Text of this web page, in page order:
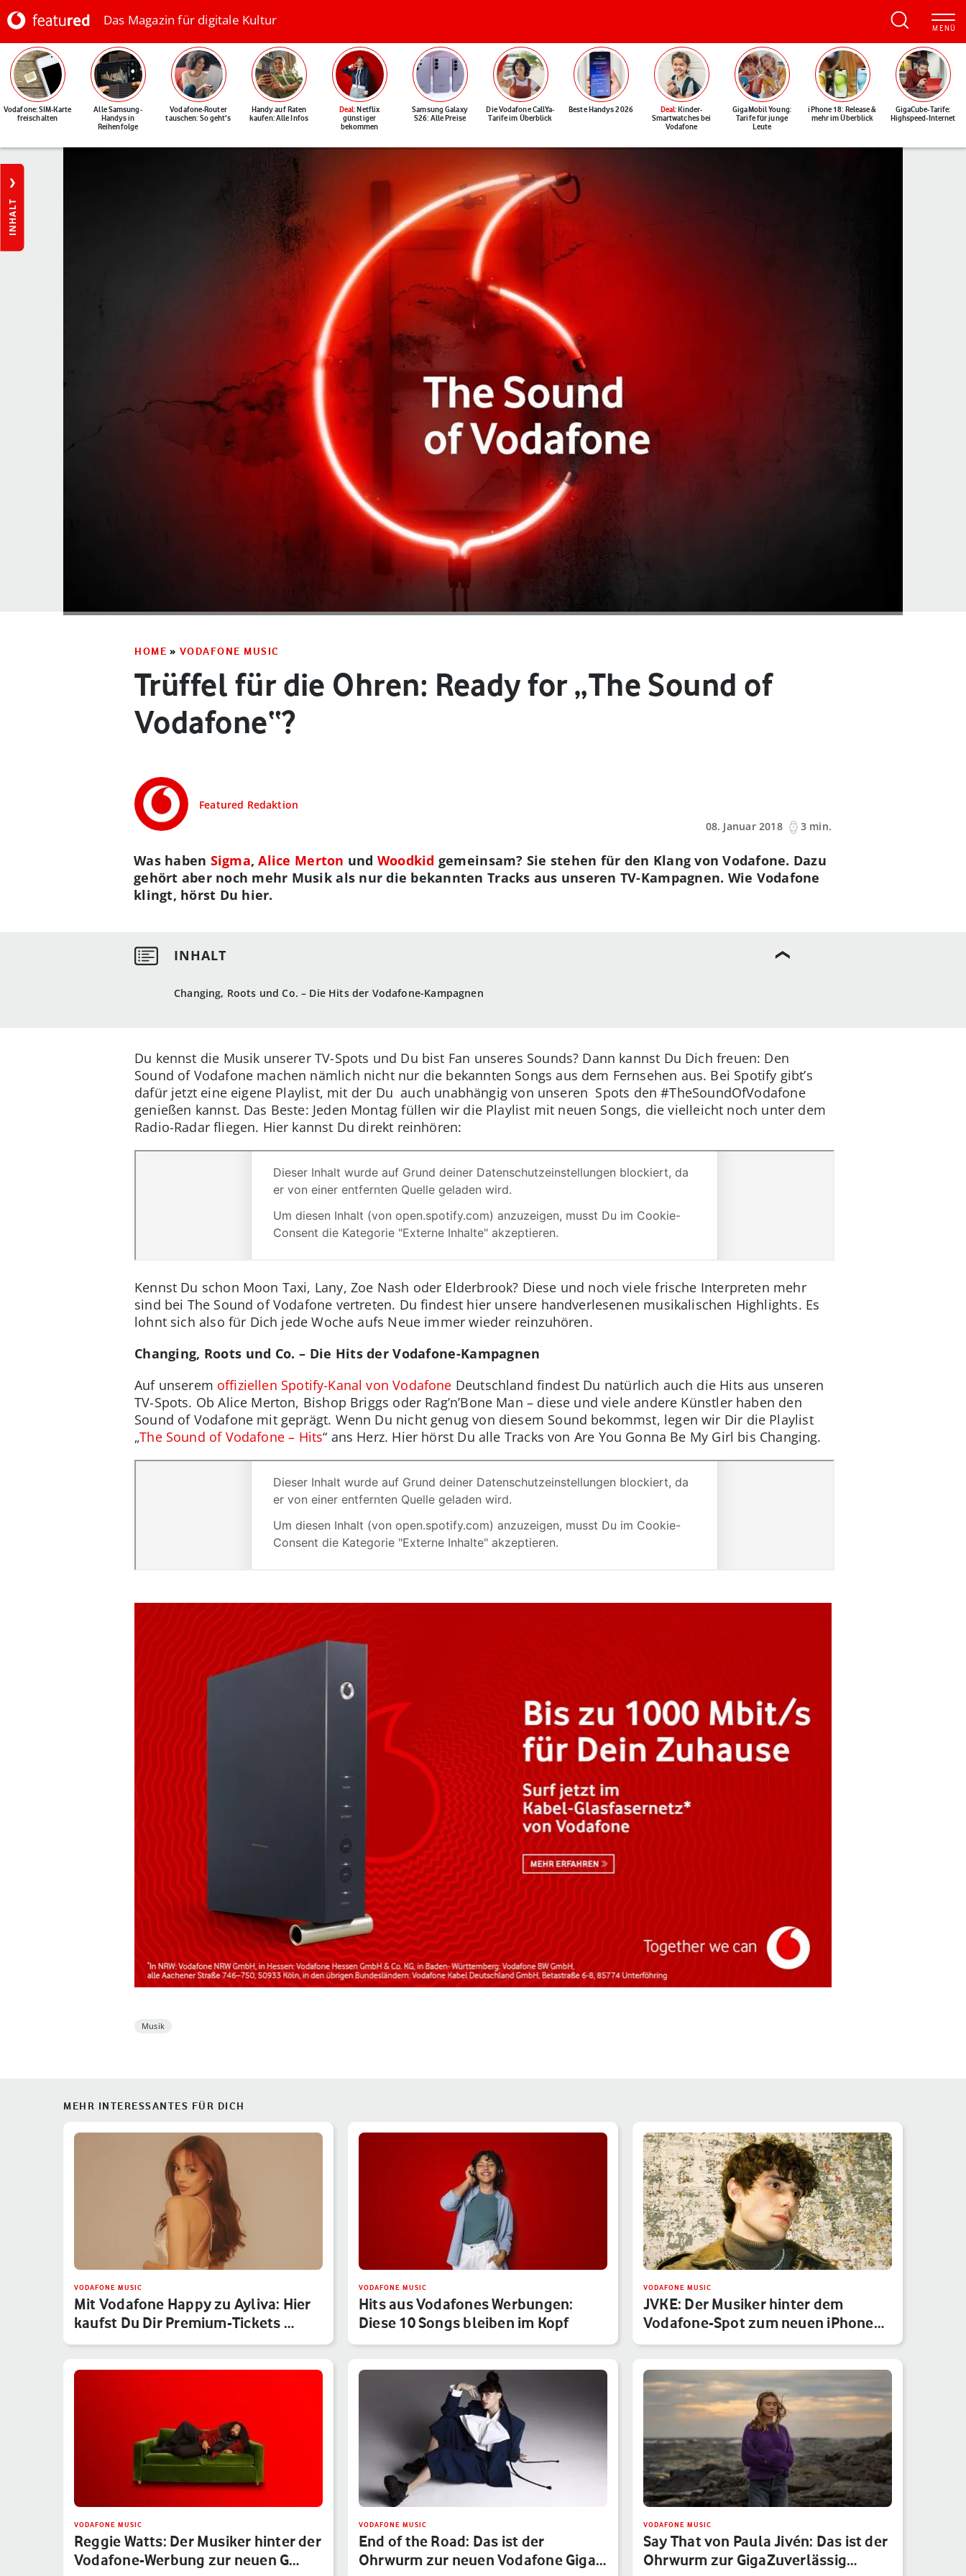
Das Magazin für digitale Kultur
Vodafone: SIM-Karte
freischalten
Alle Samsung-
Handys in
Reihenfolge
Vodafone-Router
tauschen: So geht's
Handy auf Raten
kaufen: Alle Infos
Deal: Netflix
günstiger
bekommen
Samsung Galaxy
S26: Alle Preise
Die Vodafone CallYa-
Tarife im Überblick
Beste Handys 2026 Deal: Kinder-
Smartwatches bei
Vodafone
GigaMobil Young:
Tarife für junge
Leute
iPhone 18: Release &
mehr im Überblick
GigaCube-Tarife:
Highspeed-Internet
INHALT
HOME » VODAFONE MUSIC
Trüffel für die Ohren: Ready for „The Sound of
Vodafone“?
Featured Redaktion
08. Januar 2018
3 min.
Changing, Roots und Co. – Die Hits der Vodafone-Kampagnen
Was haben Sigma,Alice Merton und Woodkid gemeinsam? Sie stehen für den Klang von Vodafone. Dazu
gehört aber noch mehr Musik als nur die bekannten Tracks aus unseren TV-Kampagnen. Wie Vodafone
klingt, hörst Du hier.
Du kennst die Musik unserer TV-Spots und Du bist Fan unseres Sounds? Dann kannst Du Dich freuen: Den
Sound of Vodafone machen nämlich nicht nur die bekannten Songs aus dem Fernsehen aus. Bei Spotify gibt’s
dafür jetzt eine eigene Playlist, mit der Du auch unabhängig von unseren Spots den #TheSoundOfVodafone
genießen kannst. Das Beste: Jeden Montag füllen wir die Playlist mit neuen Songs, die vielleicht noch unter dem
Radio-Radar fliegen. Hier kannst Du direkt reinhören:
Kennst Du schon Moon Taxi, Lany, Zoe Nash oder Elderbrook? Diese und noch viele frische Interpreten mehr
sind bei The Sound of Vodafone vertreten. Du findest hier unsere handverlesenen musikalischen Highlights. Es
lohnt sich also für Dich jede Woche aufs Neue immer wieder reinzuhören.
Changing, Roots und Co. – Die Hits der Vodafone-Kampagnen
Auf unserem offiziellen Spotify-Kanal von Vodafone Deutschland findest Du natürlich auch die Hits aus unseren
TV-Spots. Ob Alice Merton, Bishop Briggs oder Rag’n’Bone Man – diese und viele andere Künstler haben den
Sound of Vodafone mit geprägt. Wenn Du nicht genug von diesem Sound bekommst, legen wir Dir die Playlist
„The Sound of Vodafone – Hits“ ans Herz. Hier hörst Du alle Tracks von Are You Gonna Be My Girl bis Changing.
Musik
MEHR INTERESSANTES FÜR DICH
VODAFONE MUSIC
Mit Vodafone Happy zu Ayliva: Hier
kaufst Du Dir Premium-Tickets …
VODAFONE MUSIC
Hits aus Vodafones Werbungen:
Diese 10 Songs bleiben im Kopf
VODAFONE MUSIC
JVKE: Der Musiker hinter dem
Vodafone-Spot zum neuen iPhone
15 Pr…
VODAFONE MUSIC
Reggie Watts: Der Musiker hinter der
Vodafone-Werbung zur neuen G…
VODAFONE MUSIC
End of the Road: Das ist der
Ohrwurm zur neuen Vodafone Giga-
VODAFONE MUSIC
Say That von Paula Jivén: Das ist der
Ohrwurm zur GigaZuverlässig…